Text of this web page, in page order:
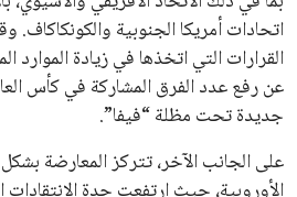
جميع الحقوق محفوظة لموقعنا ايوا مصر